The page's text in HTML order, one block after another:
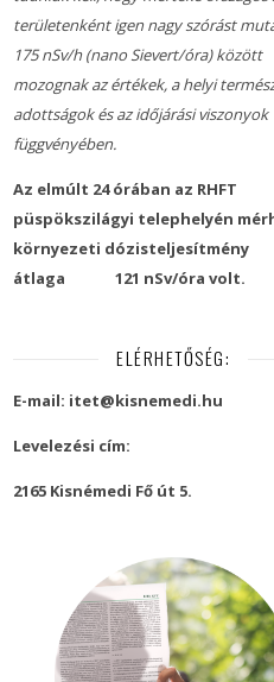
területenként igen nagy szórást
175 nSv/h (nano Sievert/óra) között
mozognak az értékek, a helyi
adottságok és az időjárási viszonyok
függvényében.
Az elmúlt 24 órában az RHFT
püspökszilágyi telephelyén
környezeti dózisteljesítmény
átlaga 121 nSv/óra volt.
ELÉRHETŐSÉG:
E-mail: itet@kisnemedi.hu
Levelezési cím:
2165 Kisnémedi Fő út 5.